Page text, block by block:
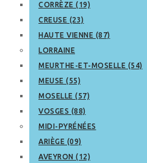
CORRÈZE (19)
CREUSE (23)
HAUTE VIENNE (87)
LORRAINE
MEURTHE-ET-MOSELLE (54)
MEUSE (55)
MOSELLE (57)
VOSGES (88)
MIDI-PYRÉNÉES
ARIÈGE (09)
AVEYRON (12)